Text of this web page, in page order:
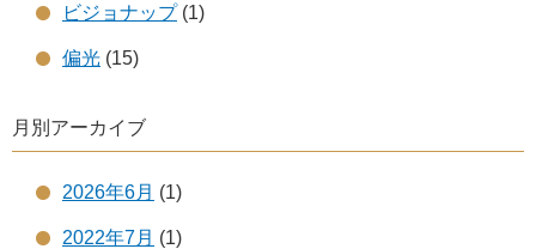
ビジョナップ(1)
偏光 (15)
月別アーカイブ
2026年6月 (1)
2022年7月 (1)